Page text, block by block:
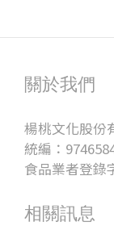
關於我們
楊桃文化股份
統編：
食品業者登錄
相關訊息